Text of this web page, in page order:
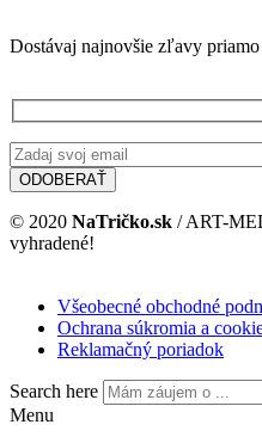
Dostávaj najnovšie zľavy
© 2020 NaTričko.sk / ART-
vyhradené!
Všeobecné obchodné
Ochrana súkromia a
Reklamačný poriadok
Search here
Menu